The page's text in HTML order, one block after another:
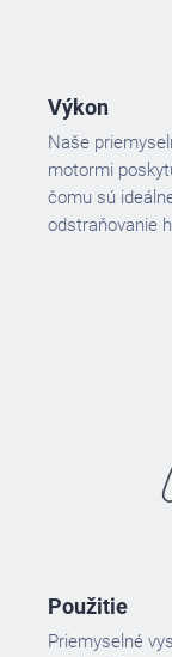
Výkon
Naše
motormi
čomu sú
odstraňovanie
Použitie
Priemyselné